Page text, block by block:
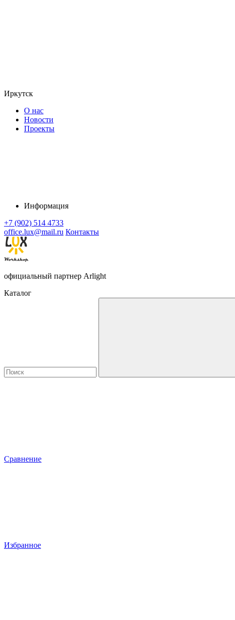
Иркутск
О нас
Новости
Проекты
Информация
+7 (902) 514 4733
office.lux@mail.ru Контакты
официальный партнер Arlight
Каталог
Сравнение
Избранное